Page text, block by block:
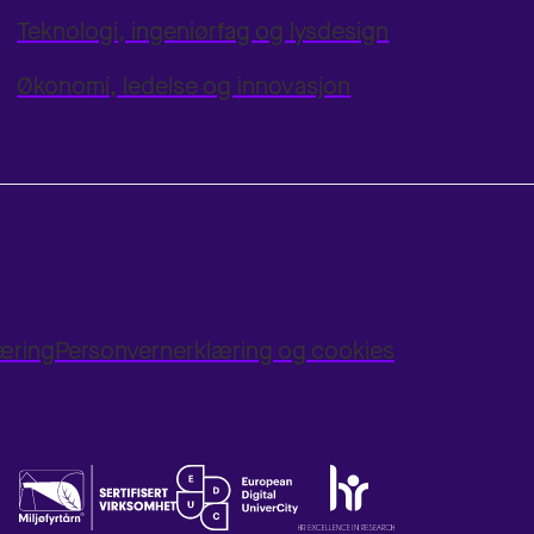
Teknologi, ingeniørfag og lysdesign
Økonomi, ledelse og innovasjon
Personvernerklæring og cookies